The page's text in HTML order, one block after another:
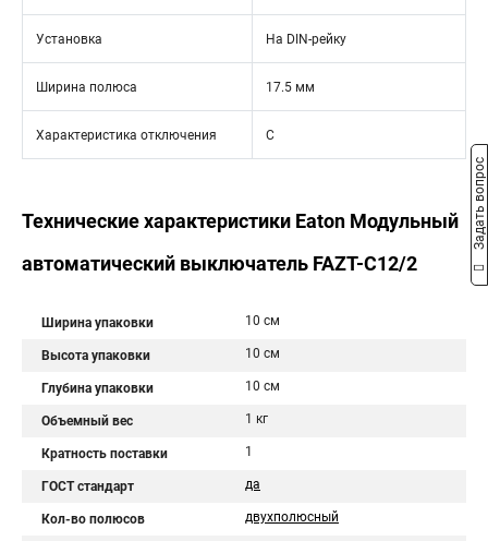
Установка На DIN-рейку
Ширина полюса 17.5 мм
Характеристика отключения C
Технические характеристики Eaton Модульный
автоматический выключатель FAZT-C12/2
Ширина упаковки 10 см
Высота упаковки 10 см
Глубина упаковки 10 см
Объемный вес 1 кг
Кратность поставки 1
ГОСТ стандарт да
Кол-во полюсов двухполюсный
Задать вопрос